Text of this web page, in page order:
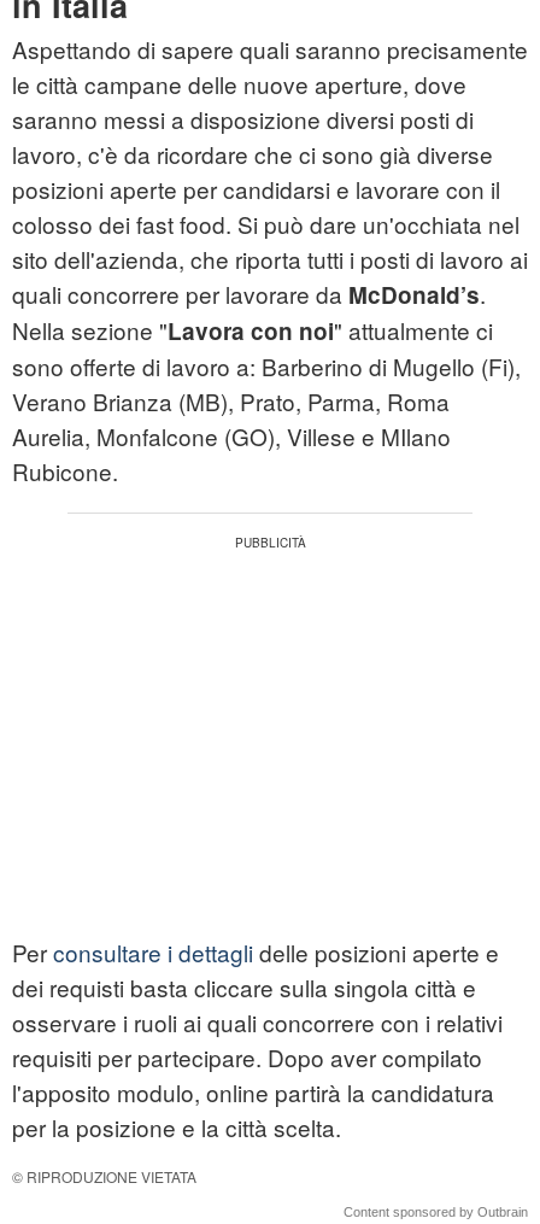
Aspettando di sapere quali saranno precisamente
le città campane delle nuove aperture, dove
saranno messi a disposizione diversi posti di
lavoro, c'è da ricordare che ci sono già diverse
posizioni aperte per candidarsi e lavorare con il
colosso dei fast food. Si può dare un'occhiata nel
sito dell'azienda, che riporta tutti i posti di lavoro ai
quali concorrere per lavorare da McDonald’s.
Nella sezione "Lavora con noi" attualmente ci
sono offerte di lavoro a: Barberino di Mugello (Fi),
Verano Brianza (MB), Prato, Parma, Roma
Aurelia, Monfalcone (GO), Villese e MIlano
Rubicone.
Perconsultare i dettaglidelle posizioni aperte e
dei requisti basta cliccare sulla singola città e
osservare i ruoli ai quali concorrere con i relativi
requisiti per partecipare. Dopo aver compilato
l'apposito modulo, online partirà la candidatura
per la posizione e la città scelta.
© RIPRODUZIONE VIETATA
Content sponsored by Outbrain